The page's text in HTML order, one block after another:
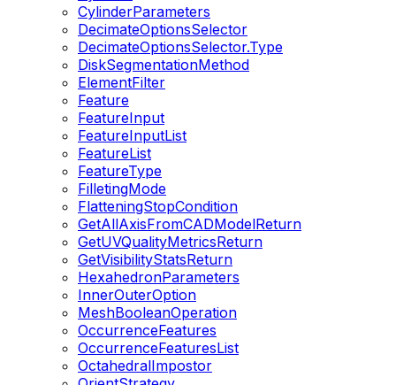
CylinderParameters
DecimateOptionsSelector
DecimateOptionsSelector.Type
DiskSegmentationMethod
ElementFilter
Feature
FeatureInput
FeatureInputList
FeatureList
FeatureType
FilletingMode
FlatteningStopCondition
GetAllAxisFromCADModelReturn
GetUVQualityMetricsReturn
GetVisibilityStatsReturn
HexahedronParameters
InnerOuterOption
MeshBooleanOperation
OccurrenceFeatures
OccurrenceFeaturesList
OctahedralImpostor